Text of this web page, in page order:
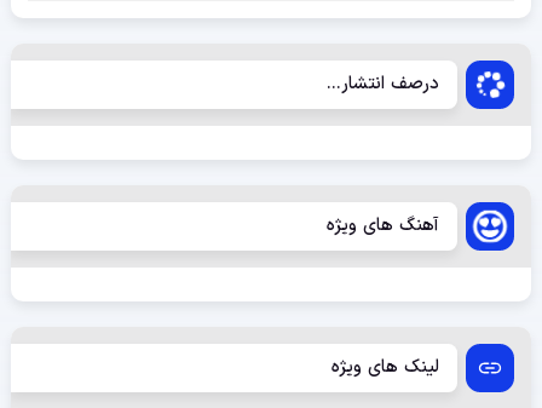
درصف انتشار...
آهنگ های ویژه
لینک های ویژه